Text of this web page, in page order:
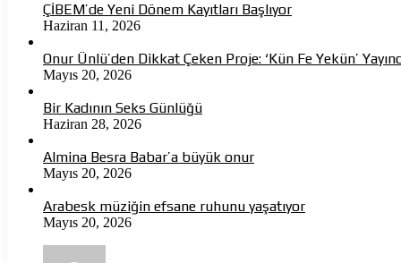
ÇİBEM’de Yeni Dönem Kayıtları Başlıyor
Haziran 11, 2026
Onur Ünlü’den Dikkat Çeken Proje: ‘Kün Fe Yekün’
Mayıs 20, 2026
Bir Kadının Seks Günlüğü
Haziran 28, 2026
Almina Besra Babar’a büyük onur
Mayıs 20, 2026
Arabesk müziğin efsane ruhunu yaşatıyor
Mayıs 20, 2026